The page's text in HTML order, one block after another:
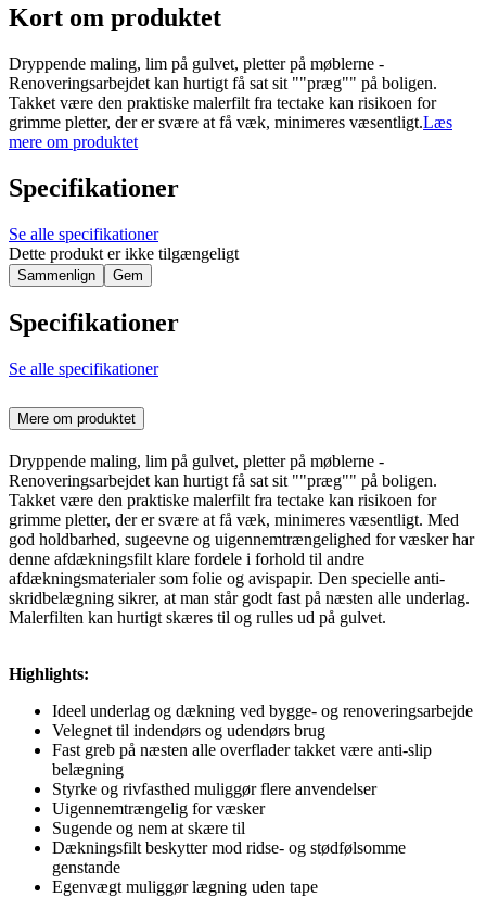
Kort om produktet
Dryppende maling, lim på gulvet, pletter på møblerne -
Renoveringsarbejdet kan hurtigt få sat sit ""præg"" på boligen.
Takket være den praktiske malerfilt fra tectake kan risikoen for
grimme pletter, der er svære at få væk, minimeres væsentligt.Læs
mere om produktet
Specifikationer
Se alle specifikationer
Dette produkt er ikke tilgængeligt
Sammenlign Gem
Specifikationer
Se alle specifikationer
Mere om produktet
Dryppende maling, lim på gulvet, pletter på møblerne -
Renoveringsarbejdet kan hurtigt få sat sit ""præg"" på boligen.
Takket være den praktiske malerfilt fra tectake kan risikoen for
grimme pletter, der er svære at få væk, minimeres væsentligt. Med
god holdbarhed, sugeevne og uigennemtrængelighed for væsker har
denne afdækningsfilt klare fordele i forhold til andre
afdækningsmaterialer som folie og avispapir. Den specielle anti-
skridbelægning sikrer, at man står godt fast på næsten alle underlag.
Malerfilten kan hurtigt skæres til og rulles ud på gulvet.
Highlights:
Ideel underlag og dækning ved bygge- og renoveringsarbejde
Velegnet til indendørs og udendørs brug
Fast greb på næsten alle overflader takket være anti-slip
belægning
Styrke og rivfasthed muliggør flere anvendelser
Uigennemtrængelig for væsker
Sugende og nem at skære til
Dækningsfilt beskytter mod ridse- og stødfølsomme
genstande
Egenvægt muliggør lægning uden tape